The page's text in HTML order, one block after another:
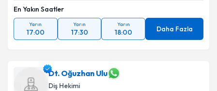
En Yakın Saatler
Yarın
17:00
Yarın
17:30
Yarın
18:00 Daha Fazla
Dt. Oğuzhan Ulu
Diş Hekimi